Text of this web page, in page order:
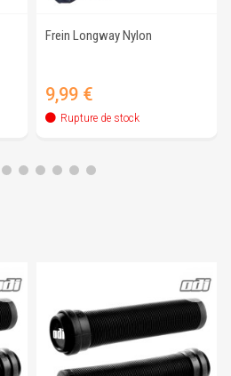
Frein Longway Nylon
Prix
9,99 €
Rupture de stock